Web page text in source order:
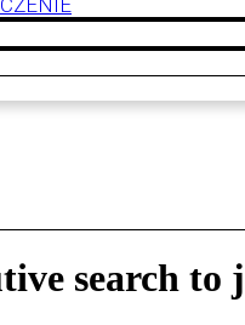
search to